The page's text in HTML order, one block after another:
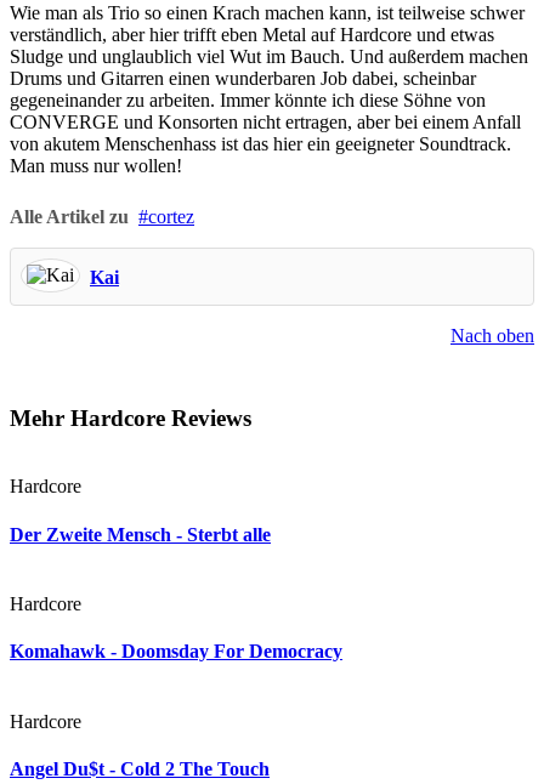
Wie man als Trio so einen Krach machen kann, ist teilweise schwer
verständlich, aber hier trifft eben Metal auf Hardcore und etwas
Sludge und unglaublich viel Wut im Bauch. Und außerdem machen
Drums und Gitarren einen wunderbaren Job dabei, scheinbar
gegeneinander zu arbeiten. Immer könnte ich diese Söhne von
CONVERGE und Konsorten nicht ertragen, aber bei einem Anfall
von akutem Menschenhass ist das hier ein geeigneter Soundtrack.
Man muss nur wollen!
Alle Artikel zu cortez
Kai
Nach oben
Mehr Hardcore Reviews
Hardcore
Der Zweite Mensch - Sterbt alle
Hardcore
Komahawk - Doomsday For Democracy
Hardcore
Angel Du$t - Cold 2 The Touch